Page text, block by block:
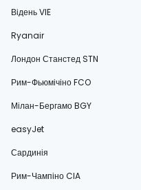
Відень VIE
Ryanair
Лондон Станстед STN
Рим-Фьюмічіно FCO
Мілан-Бергамо BGY
easyJet
Сардинія
Рим-Чампіно CIA